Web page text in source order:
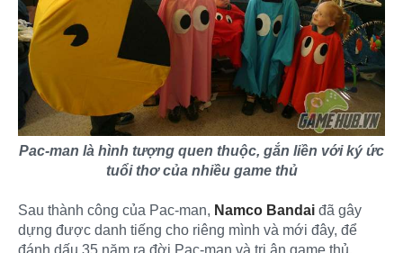
Pac-man là hình tượng quen thuộc, gắn liền với ký ức
tuổi thơ của nhiều game thủ
Sau thành công của Pac-man, Namco Bandai đã gây
dựng được danh tiếng cho riêng mình và mới đây, để
đánh dấu 35 năm ra đời Pac-man và tri ân game thủ,